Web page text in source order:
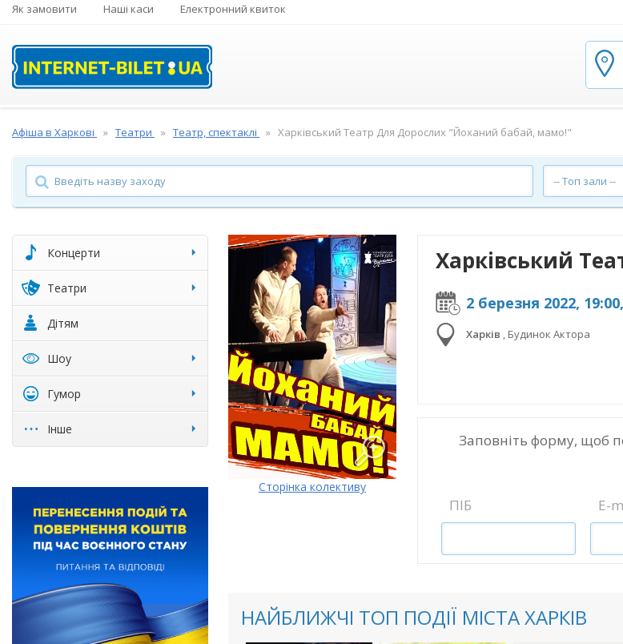
Як замовити Наші каси Електронний квиток
Афіша в Харкові Театри Театр, спектаклі Харківський Театр Для Дорослих "Йоханий бабай, мамо!"
-- Топ зали --
Концерти
Театри
Дітям
Шоу
Гумор
Інше
Сторінка колективу
2 березня 2022,
Харків , Будинок Актора
Заповніть форму, щоб
ПІБ E-
НАЙБЛИЖЧІ ТОП ПОДІЇ МІСТА ХАРКІВ